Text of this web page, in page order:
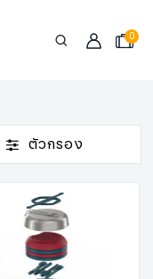
0
ตัวกรอง